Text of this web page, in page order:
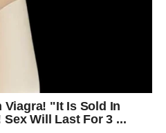
da se povežete sa
– sada dolaze do izražaja.
započeti nešto novo –
ima potencijal da se